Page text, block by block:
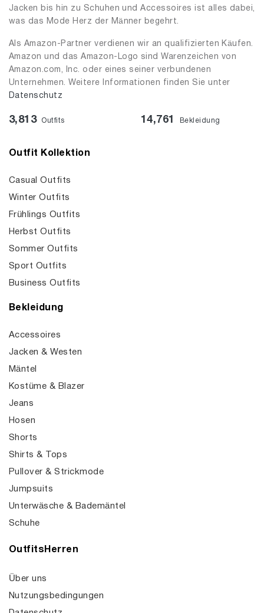
Jacken bis hin zu Schuhen und Accessoires ist alles dabei,
was das Mode Herz der Männer begehrt.
Als Amazon-Partner verdienen wir an qualifizierten Käufen.
Amazon und das Amazon-Logo sind Warenzeichen von
Amazon.com, Inc. oder eines seiner verbundenen
Unternehmen. Weitere Informationen finden Sie unter
Datenschutz
3,813 Outfits 14,761 Bekleidung
Outfit Kollektion
Casual Outfits
Winter Outfits
Frühlings Outfits
Herbst Outfits
Sommer Outfits
Sport Outfits
Business Outfits
Bekleidung
Accessoires
Jacken & Westen
Mäntel
Kostüme & Blazer
Jeans
Hosen
Shorts
Shirts & Tops
Pullover & Strickmode
Jumpsuits
Unterwäsche & Bademäntel
Schuhe
OutfitsHerren
Über uns
Nutzungsbedingungen